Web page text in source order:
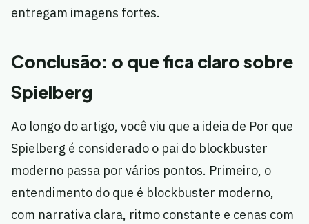
entregam imagens fortes.
Conclusão: o que fica claro sobre
Spielberg
Ao longo do artigo, você viu que a ideia de Por que
Spielberg é considerado o pai do blockbuster
moderno passa por vários pontos. Primeiro, o
entendimento do que é blockbuster moderno,
com narrativa clara, ritmo constante e cenas com